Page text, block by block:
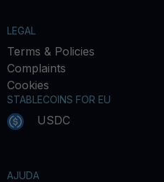
LEGAL
Terms & Policies
Complaints
Cookies
STABLECOINS FOR EU
USDC
AJUDA